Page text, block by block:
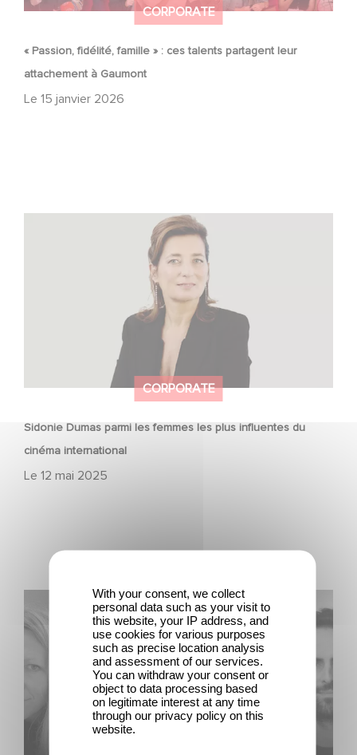
CORPORATE
« Passion, fidélité, famille » : ces talents partagent leur
attachement à Gaumont
Le 15 janvier 2026
CORPORATE
Sidonie Dumas parmi les femmes les plus influentes du
cinéma international
Le 12 mai 2025
Sidonie Dumas parmi les femmes les plus influentes du
Gaumont célèbre les talents de demain au Nikon Film
Festival
With your consent, we collect
personal data such as your visit to
this website, your IP address, and
use cookies for various purposes
such as precise location analysis
and assessment of our services.
You can withdraw your consent or
object to data processing based
on legitimate interest at any time
through our privacy policy on this
website.